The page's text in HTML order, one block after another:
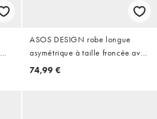
ASOS DESIGN robe longue
asymétrique à taille froncée avec
écharpe bleu gris
74,99 €